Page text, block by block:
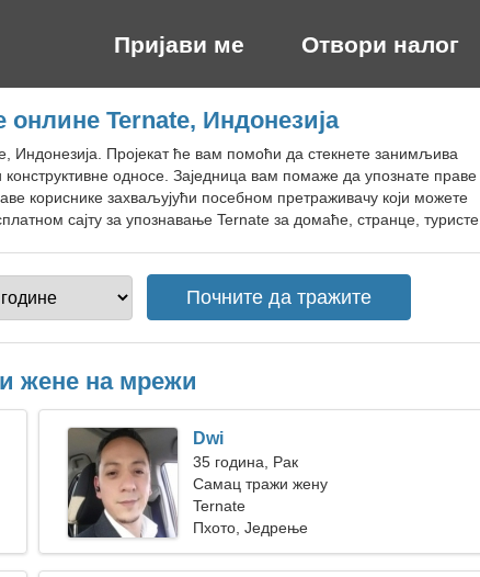
Пријави ме Отвори налог
Ternate, Индонезија
Индонезија. Пројекат ће вам помоћи да стекнете занимљива
односе. Заједница вам помаже да упознате праве
кориснике захваљујући посебном претраживачу који можете
сајту за упознавање Ternate за домаће, странце, туристе.
жене на мрежи
Dwi
35 година, Рак
Самац тражи жену
Ternate
Пхото, Једрење